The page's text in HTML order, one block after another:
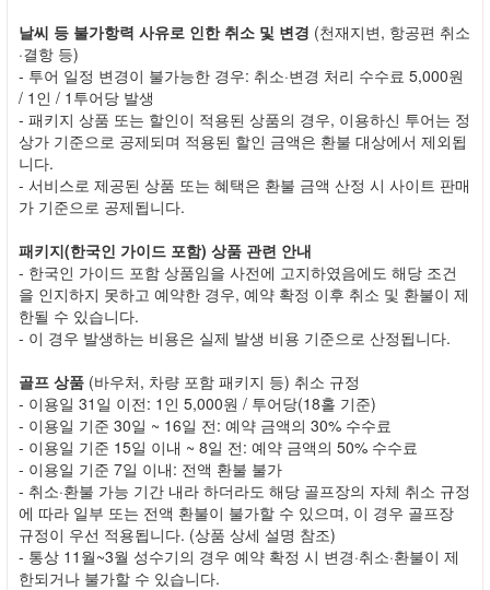
날씨 등 불가항력 사유로 인한 취소 및 변경 (천재지변, 항공편 취소
·결항 등)
- 투어 일정 변경이 불가능한 경우: 취소·변경 처리 수수료 5,000원
/ 1인 / 1투어당 발생
- 패키지 상품 또는 할인이 적용된 상품의 경우, 이용하신 투어는 정
상가 기준으로 공제되며 적용된 할인 금액은 환불 대상에서 제외됩
니다.
- 서비스로 제공된 상품 또는 혜택은 환불 금액 산정 시 사이트 판매
가 기준으로 공제됩니다.
패키지(한국인 가이드 포함) 상품 관련 안내
- 한국인 가이드 포함 상품임을 사전에 고지하였음에도 해당 조건
을 인지하지 못하고 예약한 경우, 예약 확정 이후 취소 및 환불이 제
한될 수 있습니다.
- 이 경우 발생하는 비용은 실제 발생 비용 기준으로 산정됩니다.
골프 상품 (바우처, 차량 포함 패키지 등) 취소 규정
- 이용일 31일 이전: 1인 5,000원 / 투어당(18홀 기준)
- 이용일 기준 30일 ~ 16일 전: 예약 금액의 30% 수수료
- 이용일 기준 15일 이내 ~ 8일 전: 예약 금액의 50% 수수료
- 이용일 기준 7일 이내: 전액 환불 불가
- 취소·환불 가능 기간 내라 하더라도 해당 골프장의 자체 취소 규정
에 따라 일부 또는 전액 환불이 불가할 수 있으며, 이 경우 골프장
규정이 우선 적용됩니다. (상품 상세 설명 참조)
- 통상 11월~3월 성수기의 경우 예약 확정 시 변경·취소·환불이 제
한되거나 불가할 수 있습니다.